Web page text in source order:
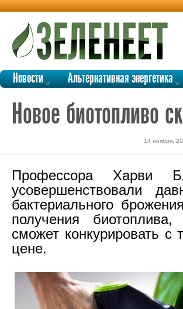
Новости Альтернативная энергетика
Новое биотопливо
14 ноября,
Профессора Харви
усовершенствовали
бактериального
получения
сможет конкурировать
цене.